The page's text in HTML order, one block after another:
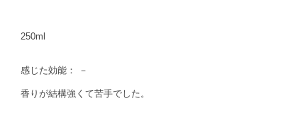
250ml
感じた効能： －
香りが結構強くて苦手でした。